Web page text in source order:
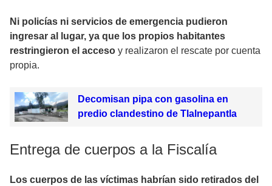
Ni policías ni servicios de emergencia pudieron
ingresar al lugar, ya que los propios habitantes
restringieron el acceso y realizaron el rescate por cuenta
propia.
Decomisan pipa con gasolina en
predio clandestino de Tlalnepantla
Entrega de cuerpos a la Fiscalía
Los cuerpos de las víctimas habrían sido retirados del